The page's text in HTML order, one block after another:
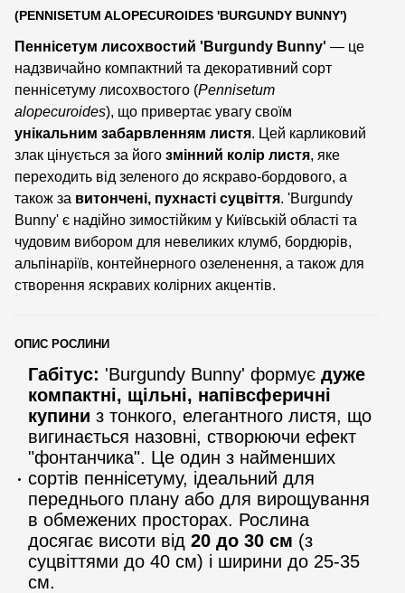
(PENNISETUM ALOPECUROIDES 'BURGUNDY BUNNY')
Пеннісетум лисохвостий 'Burgundy Bunny' — це
надзвичайно компактний та декоративний сорт
пеннісетуму лисохвостого (Pennisetum
alopecuroides), що привертає увагу своїм
унікальним забарвленням листя. Цей карликовий
злак цінується за його змінний колір листя, яке
переходить від зеленого до яскраво-бордового, а
також за витончені, пухнасті суцвіття. 'Burgundy
Bunny' є надійно зимостійким у Київській області та
чудовим вибором для невеликих клумб, бордюрів,
альпінаріїв, контейнерного озеленення, а також для
створення яскравих колірних акцентів.
ОПИС РОСЛИНИ
Габітус: 'Burgundy Bunny' формує дуже
компактні, щільні, напівсферичні
купини з тонкого, елегантного листя, що
вигинається назовні, створюючи ефект
"фонтанчика". Це один з найменших
сортів пеннісетуму, ідеальний для
переднього плану або для вирощування
в обмежених просторах. Рослина
досягає висоти від 20 до 30 см (з
суцвіттями до 40 см) і ширини до 25-35
см.